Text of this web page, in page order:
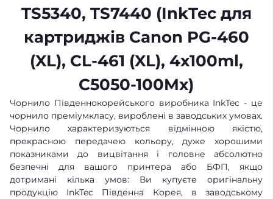
TS5340, TS7440 (InkTec для
картриджів Canon PG-460
(XL), CL-461 (XL), 4x100ml,
C5050-100Mx)
Чорнило Південнокорейського виробника InkTec - це
чорнило преміумкласу, вироблені в заводських умовах.
Чорнило характеризуються відмінною якістю,
прекрасною передачею кольору, дуже хорошими
показниками до вицвітання і головне абсолютно
безпечні для вашого принтера або БФП, якщо
дотримані кілька умов: Ви купуєте оригінальну
продукцію InkTec Південна Корея, в заводському